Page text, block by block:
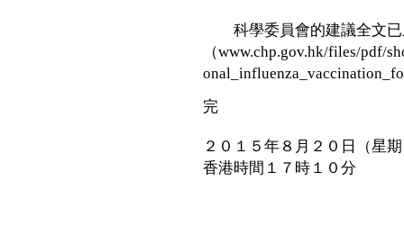
科學委員會的建議全文已
（www.chp.gov.hk/files/pdf/
完
２０１５年８月２０日（星
香港時間１７時１０分